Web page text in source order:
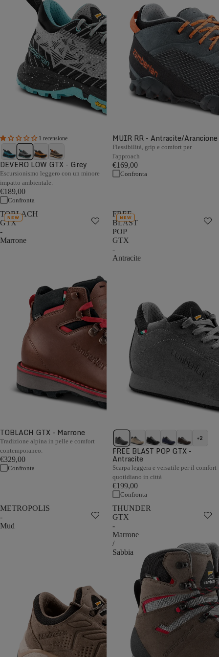
1 recensione
DEVERO LOW GTX - Grey
Escursionismo leggero con un minore
impatto ambientale.
€189,00
Confronta
MUIR RR - Antracite/Arancione
Flessibilità, grip e comfort per
l'approach
€169,00
Confronta
TOBLACH
GTX
-
Marrone
NEW
TOBLACH GTX - Marrone
Tradizione alpina in pelle e comfort
contemporaneo.
€329,00
Confronta
FREE
BLAST
POP
GTX
-
Antracite
NEW
+2
FREE BLAST POP GTX -
Antracite
Scarpa leggera e versatile per il comfort
quotidiano in città
€199,00
Confronta
METROPOLIS
-
Mud
THUNDER
GTX
-
Marrone
/
Sabbia